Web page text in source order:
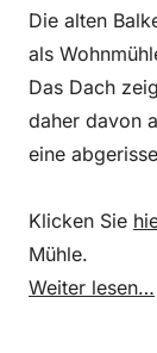
Die alten
als
Das Dach
daher davon
eine
Klicken Sie
Mühle.
Weiter lesen…